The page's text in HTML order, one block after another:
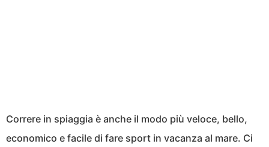
Correre in spiaggia è anche il modo più veloce, bello,
economico e facile di fare sport in vacanza al mare. Ci